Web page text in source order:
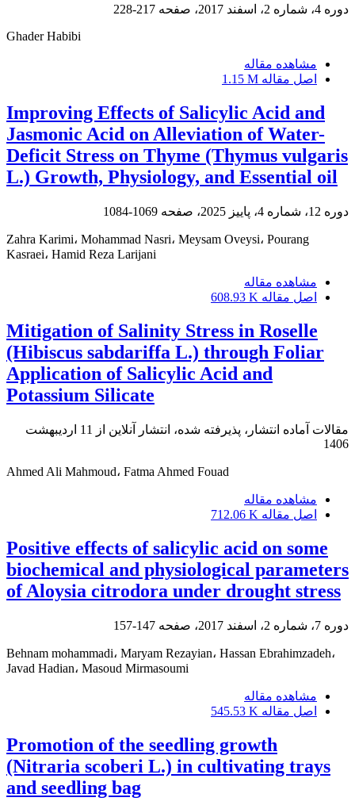
دوره 4، شماره 2، اسفند 2017، صفحه
217-228
Ghader Habibi
مشاهده مقاله
اصل مقاله 1.15 M
Improving Effects of Salicylic Acid and
Jasmonic Acid on Alleviation of Water-
Deficit Stress on Thyme (Thymus vulgaris
L.) Growth, Physiology, and Essential oil
دوره 12، شماره 4، پاییز 2025، صفحه 1069-1084
Zahra Karimi، Mohammad Nasri، Meysam Oveysi، Pourang
Kasraei، Hamid Reza Larijani
مشاهده مقاله
اصل مقاله 608.93 K
Mitigation of Salinity Stress in Roselle
(Hibiscus sabdariffa L.) through Foliar
Application of Salicylic Acid and
Potassium Silicate
مقالات آماده انتشار، پذیرفته شده، انتشار آنلاین از
11 اردیبهشت
1406
Ahmed Ali Mahmoud، Fatma Ahmed Fouad
مشاهده مقاله
اصل مقاله 712.06 K
Positive effects of salicylic acid on some
biochemical and physiological parameters
of Aloysia citrodora under drought stress
دوره 7، شماره 2، اسفند 2017، صفحه 147-157
Behnam mohammadi، Maryam Rezayian، Hassan Ebrahimzadeh،
Javad Hadian، Masoud Mirmasoumi
مشاهده مقاله
اصل مقاله 545.53 K
Promotion of the seedling growth
(Nitraria scoberi L.) in cultivating trays
and seedling bag